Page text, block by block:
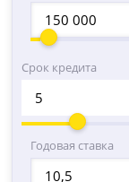
Срок кредита
Годовая ставка